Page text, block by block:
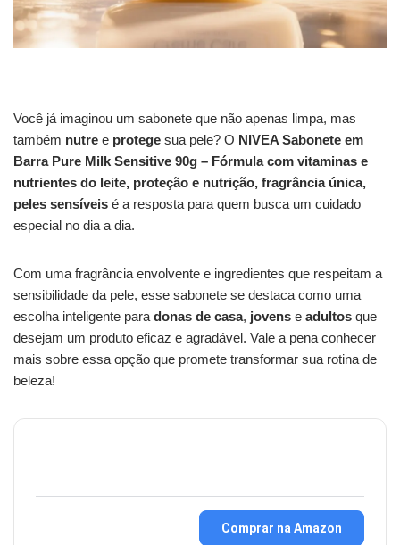
Você já imaginou um sabonete que não apenas limpa, mas
também nutre e protege sua pele? O NIVEA Sabonete em
Barra Pure Milk Sensitive 90g – Fórmula com vitaminas e
nutrientes do leite, proteção e nutrição, fragrância única,
peles sensíveis é a resposta para quem busca um cuidado
especial no dia a dia.
Com uma fragrância envolvente e ingredientes que respeitam a
sensibilidade da pele, esse sabonete se destaca como uma
escolha inteligente para donas de casa, jovens e adultos que
desejam um produto eficaz e agradável. Vale a pena conhecer
mais sobre essa opção que promete transformar sua rotina de
beleza!
Comprar na Amazon